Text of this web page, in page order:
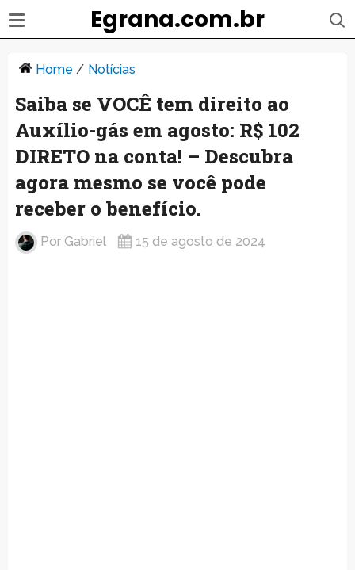
Egrana.com.br
Home / Notícias
Saiba se VOCÊ tem direito ao
Auxílio-gás em agosto: R$ 102
DIRETO na conta! – Descubra
agora mesmo se você pode
receber o benefício.
Por Gabriel 15 de agosto de 2024